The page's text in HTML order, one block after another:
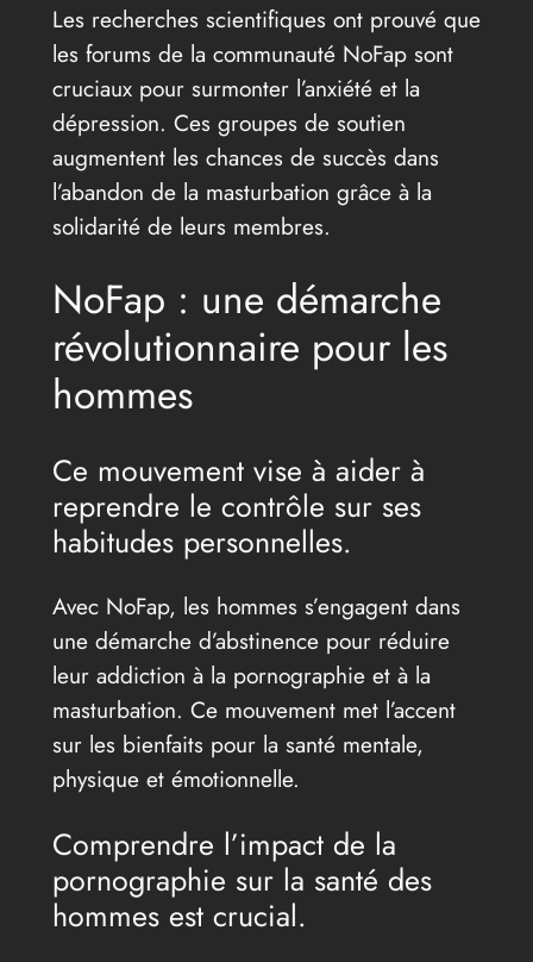
Les recherches scientifiques ont prouvé que
les forums de la communauté NoFap sont
cruciaux pour surmonter l’anxiété et la
dépression. Ces groupes de soutien
augmentent les chances de succès dans
l’abandon de la masturbation grâce à la
solidarité de leurs membres.
NoFap : une démarche
révolutionnaire pour les
hommes
Ce mouvement vise à aider à
reprendre le contrôle sur ses
habitudes personnelles.
Avec NoFap, les hommes s’engagent dans
une démarche d’abstinence pour réduire
leur addiction à la pornographie et à la
masturbation. Ce mouvement met l’accent
sur les bienfaits pour la santé mentale,
physique et émotionnelle.
Comprendre l’impact de la
pornographie sur la santé des
hommes est crucial.